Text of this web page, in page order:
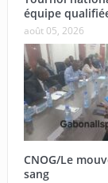
équipe
août 05, 2026
CNOG/Le
sang